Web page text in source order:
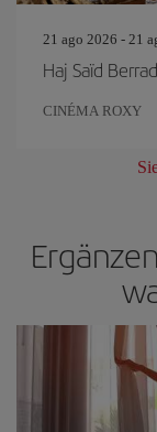
21 ago 2026 - 21
Haj Saïd
CINÉMA ROXY